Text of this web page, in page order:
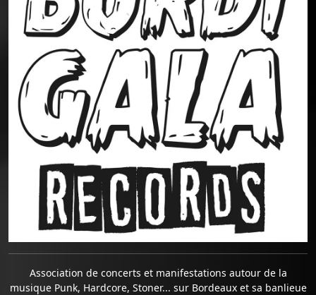
Association de concerts et manifestations autour de la
musique Punk, Hardcore, Stoner... sur Bordeaux et sa banlieue